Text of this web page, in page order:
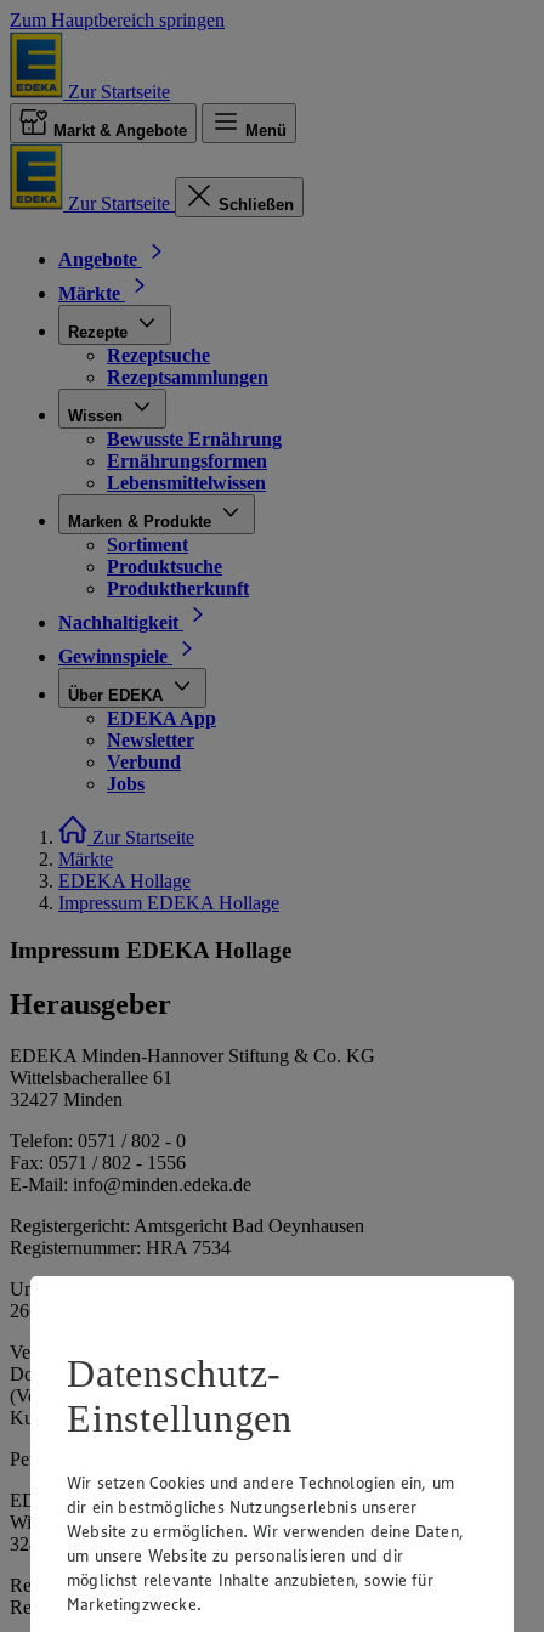
Zum Hauptbereich springen
Zur Startseite
Markt & Angebote Menü
Zur Startseite Schließen
Angebote
Märkte
Rezepte
Rezeptsuche
Rezeptsammlungen
Wissen
Bewusste Ernährung
Ernährungsformen
Lebensmittelwissen
Marken & Produkte
Sortiment
Produktsuche
Produktherkunft
Nachhaltigkeit
Gewinnspiele
Über EDEKA
EDEKA App
Newsletter
Verbund
Jobs
Zur Startseite
Märkte
EDEKA Hollage
Impressum EDEKA Hollage
Impressum EDEKA Hollage
Herausgeber
EDEKA Minden-Hannover Stiftung & Co. KG
Wittelsbacherallee 61
32427 Minden
Telefon: 0571 / 802 - 0
Fax: 0571 / 802 - 1556
E-Mail: info@minden.edeka.de
Registergericht: Amtsgericht Bad Oeynhausen
Registernummer: HRA 7534
Umsatzsteuer-Identifikationsnummer gem. § 27a UStG: DE
266067317
Vertretungsberechtigte: Mark Rosenkranz (Sprecher), Eileen
Dominique Klingsiek (Vorstandsmitglied), Ulf-U. Plath
(Vorstandsmitglied), Stephan Wohler (Vorstandsmitglied), Marc
Kuhlmann (Aufsichtsratsvorsitzender)
Persönlich haftende Gesellschafterin:
EDEKA Minden-Hannover Holding GmbH
Wittelsbacherallee 61
32427 Minden
Registergericht: Amtsgericht Bad Oeynhausen
Registernummer: HRB 4086
Datenschutz-
Einstellungen
Wir setzen Cookies und andere Technologien ein, um
dir ein bestmögliches Nutzungserlebnis unserer
Website zu ermöglichen. Wir verwenden deine Daten,
um unsere Website zu personalisieren und dir
möglichst relevante Inhalte anzubieten, sowie für
Marketingzwecke.